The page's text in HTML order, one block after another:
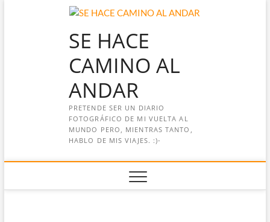
SE HACE
CAMINO AL
ANDAR
PRETENDE SER UN DIARIO
FOTOGRÁFICO DE MI VUELTA AL
MUNDO PERO, MIENTRAS TANTO,
HABLO DE MIS VIAJES. :)-